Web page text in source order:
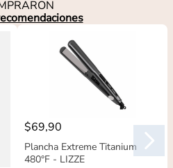
$69,90
Plancha Extreme Titanium
480°F - LIZZE